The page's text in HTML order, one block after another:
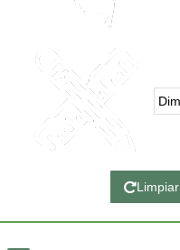
Limpiar